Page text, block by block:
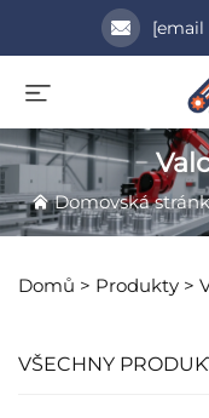
Domovská
Domů > Produkty >
VŠECHNY